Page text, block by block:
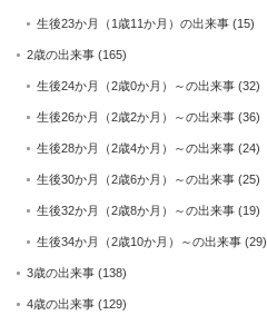
生後23か月（1歳11か月）の出来事 (15)
2歳の出来事 (165)
生後24か月（2歳0か月）～の出来事 (32)
生後26か月（2歳2か月）～の出来事 (36)
生後28か月（2歳4か月）～の出来事 (24)
生後30か月（2歳6か月）～の出来事 (25)
生後32か月（2歳8か月）～の出来事 (19)
生後34か月（2歳10か月）～の出来事 (29)
3歳の出来事 (138)
4歳の出来事 (129)